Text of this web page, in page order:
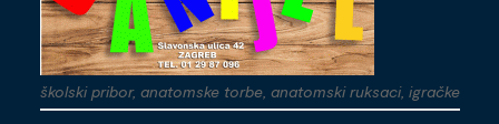
školski pribor, anatomske torbe, anatomski ruksaci, igračke